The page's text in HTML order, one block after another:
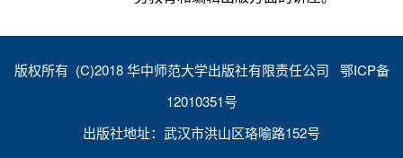
版权所有 (C)2018 华中师范大学出版社有限责任公司 鄂ICP备
12010351号
出版社地址：武汉市洪山区珞喻路152号